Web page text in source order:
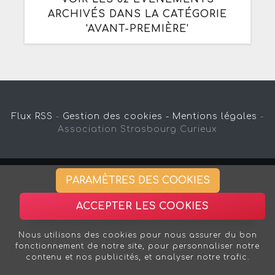
ARCHIVÉS DANS LA CATÉGORIE
'AVANT-PREMIÈRE'
Flux RSS - Gestion des cookies - Mentions légales -
Association Strasbourg Curieux
PARAMÈTRES DES COOKIES
ACCEPTER LES COOKIES
Nous utilisons des cookies pour nous assurer du bon
fonctionnement de notre site, pour personnaliser notre
contenu et nos publicités, et analyser notre trafic.